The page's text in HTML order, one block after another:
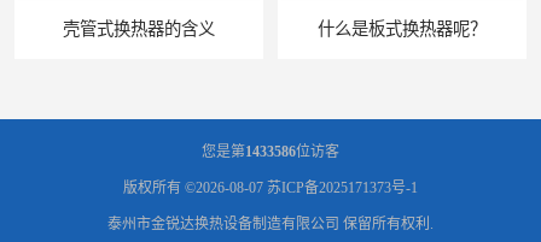
壳管式换热器的含义 什么是板式换热器呢？
您是第1433586位访客
版权所有 ©2026-08-07 苏ICP备2025171373号-1
泰州市金锐达换热设备制造有限公司 保留所有权利.